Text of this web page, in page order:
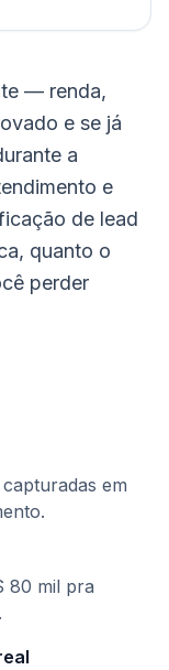
— renda,
e se já
a
e
de lead
quanto o
perder
em
80 mil pra